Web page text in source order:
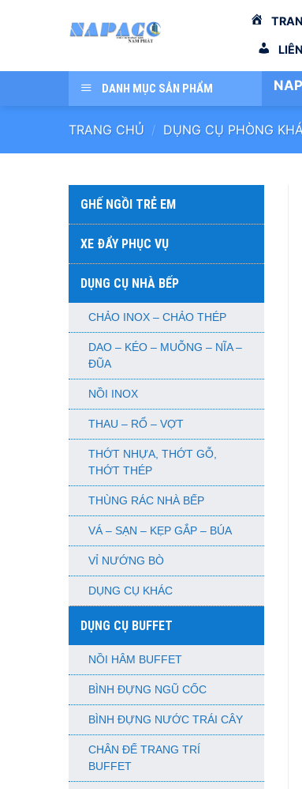
dung
DANH MỤC SẢN PHẨM
TRANG CHỦ / DỤNG CỤ PHÒNG
GHẾ NGỒI TRẺ EM
XE ĐẨY PHỤC VỤ
DỤNG CỤ NHÀ BẾP
CHẢO INOX – CHẢO THÉP
DAO – KÉO – MUỖNG – NĨA –
ĐŨA
NỒI INOX
THAU – RỔ – VỢT
THỚT NHỰA, THỚT GỖ,
THỚT THÉP
THÙNG RÁC NHÀ BẾP
VÁ – SẠN – KẸP GẮP – BÚA
VỈ NƯỚNG BÒ
DỤNG CỤ KHÁC
DỤNG CỤ BUFFET
NỒI HÂM BUFFET
BÌNH ĐỰNG NGŨ CỐC
BÌNH ĐỰNG NƯỚC TRÁI CÂY
CHÂN ĐẾ TRANG TRÍ
BUFFET